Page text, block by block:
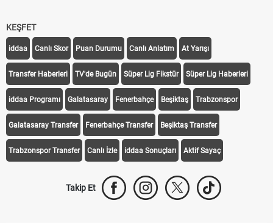
KEŞFET
iddaa Canlı Skor Puan Durumu Canlı Anlatım At Yarışı
Transfer Haberleri TV'de Bugün Süper Lig Fikstür Süper Lig Haberleri
iddaa Programı Galatasaray Fenerbahçe Beşiktaş Trabzonspor
Galatasaray Transfer Fenerbahçe Transfer Beşiktaş Transfer
Trabzonspor Transfer Canlı İzle iddaa Sonuçları Aktif Sayaç
Takip Et